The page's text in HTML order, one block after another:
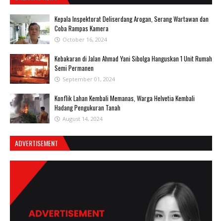
Kepala Inspektorat Deliserdang Arogan, Serang Wartawan dan
Coba Rampas Kamera
October 16, 2024
Kebakaran di Jalan Ahmad Yani Sibolga Hanguskan 1 Unit Rumah
Semi Permanen
September 01, 2024
Konflik Lahan Kembali Memanas, Warga Helvetia Kembali
Hadang Pengukuran Tanah
August 14, 2024
ADVERTISEMENT